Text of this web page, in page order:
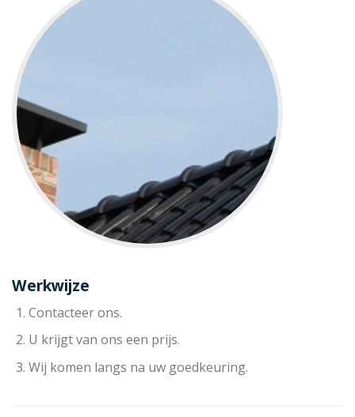
Werkwijze
Contacteer ons.
U krijgt van ons een prijs.
Wij komen langs na uw goedkeuring.